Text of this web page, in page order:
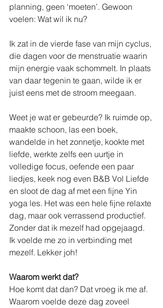
planning, geen ‘moeten’. Gewoon
voelen: Wat wil ik nu?
Ik zat in de vierde fase van mijn cyclus,
die dagen voor de menstruatie waarin
mijn energie vaak schommelt. In plaats
van daar tegenin te gaan, wilde ik er
juist eens met de stroom meegaan.
Weet je wat er gebeurde? Ik ruimde op,
maakte schoon, las een boek,
wandelde in het zonnetje, kookte met
liefde, werkte zelfs een uurtje in
volledige focus, oefende een paar
liedjes, keek nog even B&B Vol Liefde
en sloot de dag af met een fijne Yin
yoga les. Het was een hele fijne relaxte
dag, maar ook verrassend productief.
Zonder dat ik mezelf had opgejaagd.
Ik voelde me zo in verbinding met
mezelf. Lekker joh!
Waarom werkt dat?
Hoe komt dat dan? Dat vroeg ik me af.
Waarom voelde deze dag zoveel